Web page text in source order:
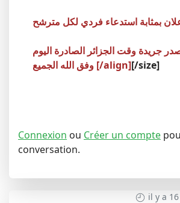
وفق الله الجميع [/align][/size]
Connexion ou Créer un compte
conversation.
il y a